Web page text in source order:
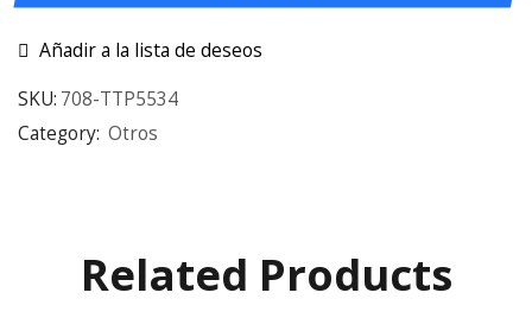
Añadir a la lista de deseos
SKU: 708-TTP5534
Category: Otros
Related Products